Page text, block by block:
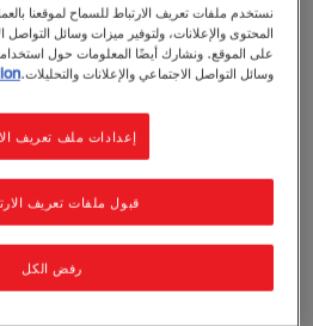
فانسي فيست
فانسي فيست رويال طعام رطب
سمك الوايت بايت
0 مراجعات
٨٥غ
نستخدم ملفات تعريف الارتباط للسماح لموقعنا
المحتوى والإعلانات، ولتوفير ميزات وسائل التواصل
على الموقع. ونشارك أيضًا المعلومات حول
وسائل التواصل الاجتماعي والإعلانات والتحليلات.
إعدادات ملف تعريف
رفض الكل
قبول ملفات تعريف